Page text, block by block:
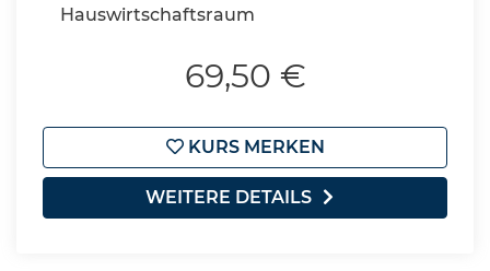
Hauswirtschaftsraum
69,50 €
KURS MERKEN
WEITERE DETAILS